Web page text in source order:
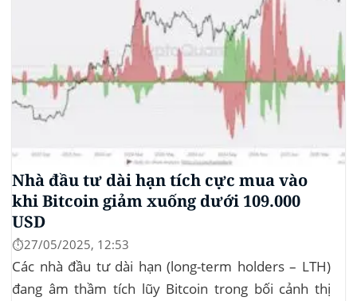
Nhà đầu tư dài hạn tích cực mua vào
khi Bitcoin giảm xuống dưới 109.000
USD
⏱️27/05/2025, 12:53
Các nhà đầu tư dài hạn (long-term holders – LTH)
đang âm thầm tích lũy Bitcoin trong bối cảnh thị